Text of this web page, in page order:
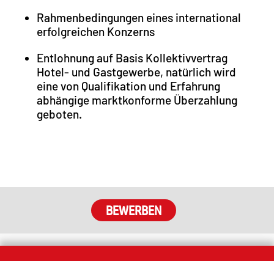
Rahmenbedingungen eines international
erfolgreichen Konzerns
Entlohnung auf Basis Kollektivvertrag
Hotel- und Gastgewerbe, natürlich wird
eine von Qualifikation und Erfahrung
abhängige marktkonforme Überzahlung
geboten.